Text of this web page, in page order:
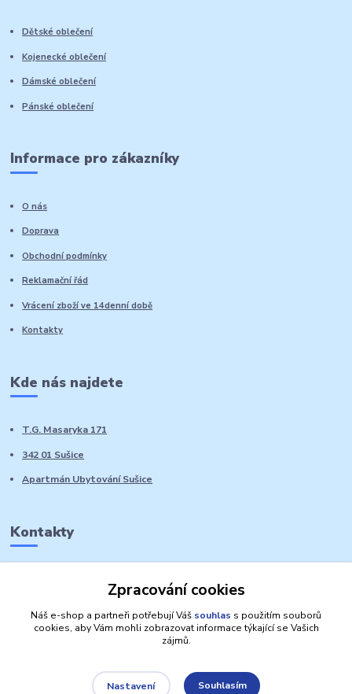
Dětské oblečení
Kojenecké oblečení
Dámské oblečení
Pánské oblečení
Informace pro zákazníky
O nás
Doprava
Obchodní podmínky
Reklamační řád
Vrácení zboží ve 14denní době
Kontakty
Kde nás najdete
T.G. Masaryka 171
342 01 Sušice
Apartmán Ubytování Sušice
Kontakty
Zpracování cookies
Náš e-shop a partneři potřebují Váš souhlas s použitím souborů
cookies, aby Vám mohli zobrazovat informace týkající se Vašich
zájmů.
Nastavení Souhlasím